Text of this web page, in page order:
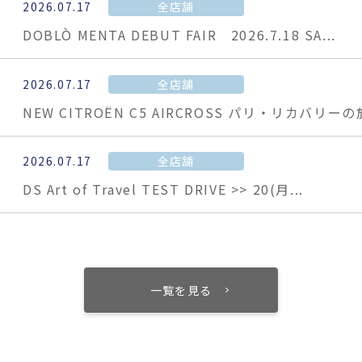
2026.07.17 全店舗
DOBLÒ MENTA DEBUT FAIR 2026.7.18 SA...
2026.07.17 全店舗
NEW CITROËN C5 AIRCROSS パリ・リカバリーの
2026.07.17 全店舗
DS Art of Travel TEST DRIVE >> 20(月...
一覧を見る